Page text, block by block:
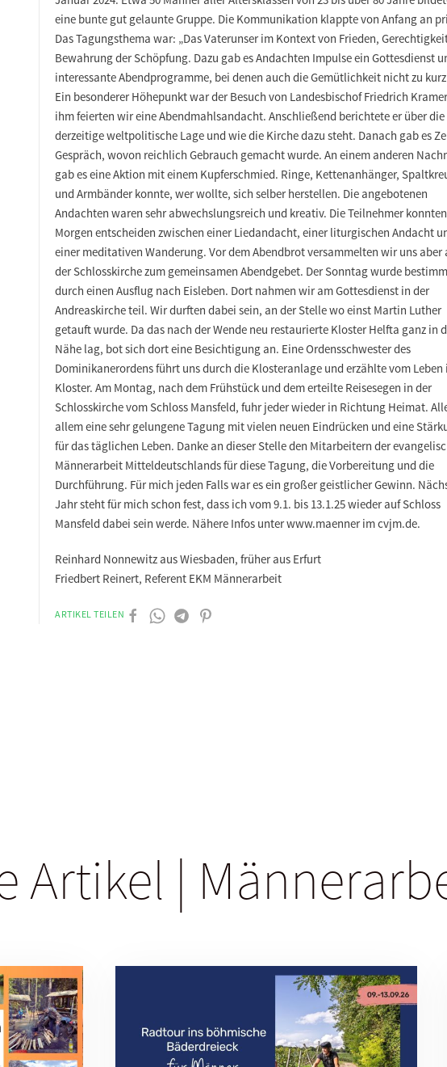
eine bunte gut gelaunte Gruppe. Die Kommunikation klappte von Anfang an
Das Tagungsthema war: „Das Vaterunser im Kontext von Frieden,
Bewahrung der Schöpfung. Dazu gab es Andachten Impulse ein Gottesdienst
interessante Abendprogramme, bei denen auch die Gemütlichkeit nicht zu
Ein besonderer Höhepunkt war der Besuch von Landesbischof Friedrich
ihm feierten wir eine Abendmahlsandacht. Anschließend berichtete er über die
derzeitige weltpolitische Lage und wie die Kirche dazu steht. Danach gab es
Gespräch, wovon reichlich Gebrauch gemacht wurde. An einem anderen
gab es eine Aktion mit einem Kupferschmied. Ringe, Kettenanhänger,
und Armbänder konnte, wer wollte, sich selber herstellen. Die angebotenen
Andachten waren sehr abwechslungsreich und kreativ. Die Teilnehmer
Morgen entscheiden zwischen einer Liedandacht, einer liturgischen Andacht
einer meditativen Wanderung. Vor dem Abendbrot versammelten wir uns aber
der Schlosskirche zum gemeinsamen Abendgebet. Der Sonntag wurde
durch einen Ausflug nach Eisleben. Dort nahmen wir am Gottesdienst in der
Andreaskirche teil. Wir durften dabei sein, an der Stelle wo einst Martin Luther
getauft wurde. Da das nach der Wende neu restaurierte Kloster Helfta ganz in
Nähe lag, bot sich dort eine Besichtigung an. Eine Ordensschwester des
Dominikanerordens führt uns durch die Klosteranlage und erzählte vom Leben
Kloster. Am Montag, nach dem Frühstück und dem erteilte Reisesegen in der
Schlosskirche vom Schloss Mansfeld, fuhr jeder wieder in Richtung Heimat.
allem eine sehr gelungene Tagung mit vielen neuen Eindrücken und eine
für das täglichen Leben. Danke an dieser Stelle den Mitarbeitern der
Männerarbeit Mitteldeutschlands für diese Tagung, die Vorbereitung und die
Durchführung. Für mich jeden Falls war es ein großer geistlicher Gewinn.
Jahr steht für mich schon fest, dass ich vom 9.1. bis 13.1.25 wieder auf Schloss
Mansfeld dabei sein werde. Nähere Infos unter www.maenner im cvjm.de.
Reinhard Nonnewitz aus Wiesbaden, früher aus Erfurt
Friedbert Reinert, Referent EKM Männerarbeit
ARTIKEL TEILEN
Artikel |